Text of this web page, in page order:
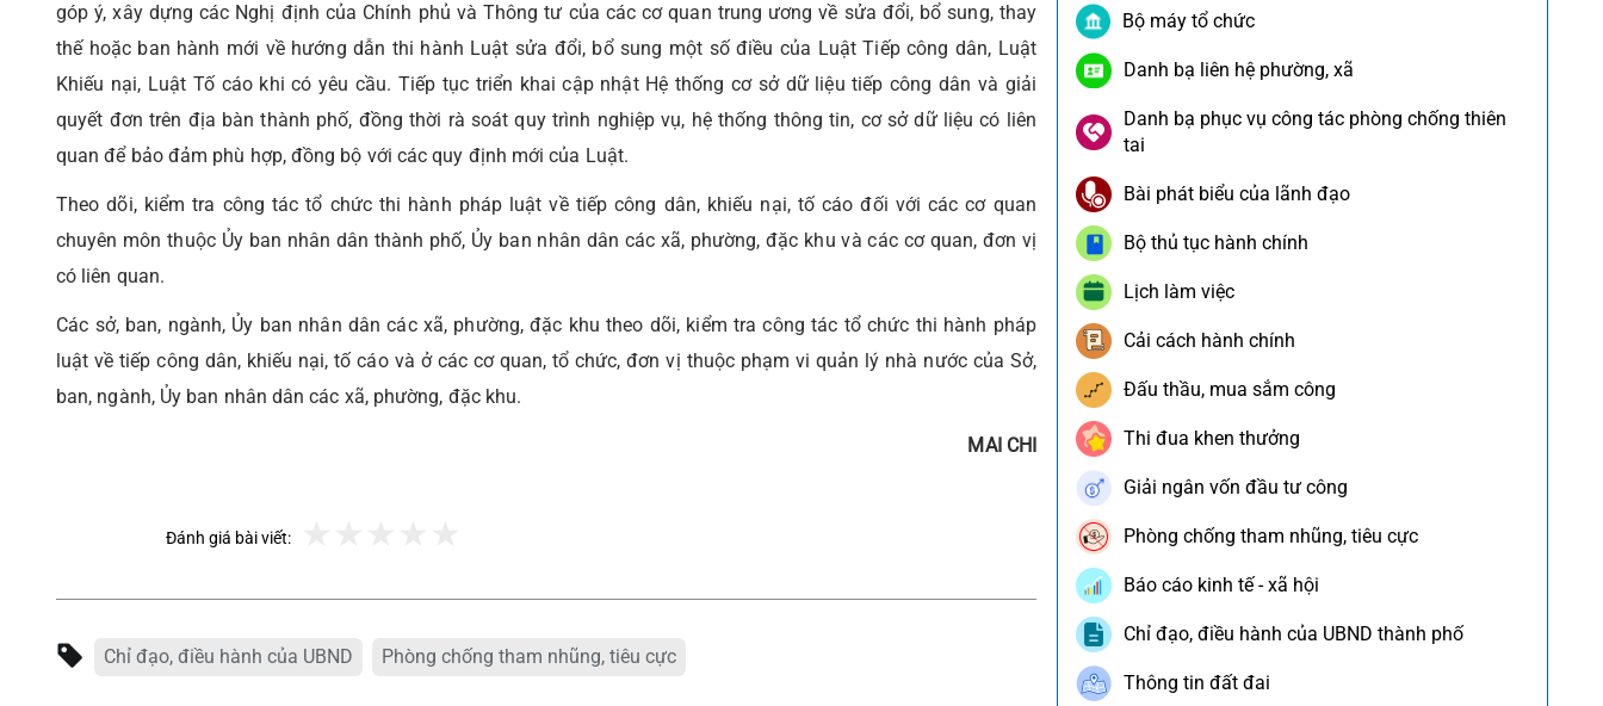
góp ý, xây dựng các Nghị định của Chính phủ và Thông tư của các cơ quan trung ương về sửa đổi, bổ sung, thay
thế hoặc ban hành mới về hướng dẫn thi hành Luật sửa đổi, bổ sung một số điều của Luật Tiếp công dân, Luật
Khiếu nại, Luật Tố cáo khi có yêu cầu. Tiếp tục triển khai cập nhật Hệ thống cơ sở dữ liệu tiếp công dân và giải
quyết đơn trên địa bàn thành phố, đồng thời rà soát quy trình nghiệp vụ, hệ thống thông tin, cơ sở dữ liệu có liên
quan để bảo đảm phù hợp, đồng bộ với các quy định mới của Luật.
Theo dõi, kiểm tra công tác tổ chức thi hành pháp luật về tiếp công dân, khiếu nại, tố cáo đối với các cơ quan
chuyên môn thuộc Ủy ban nhân dân thành phố, Ủy ban nhân dân các xã, phường, đặc khu và các cơ quan, đơn vị
có liên quan.
Các sở, ban, ngành, Ủy ban nhân dân các xã, phường, đặc khu theo dõi, kiểm tra công tác tổ chức thi hành pháp
luật về tiếp công dân, khiếu nại, tố cáo và ở các cơ quan, tổ chức, đơn vị thuộc phạm vi quản lý nhà nước của Sở,
ban, ngành, Ủy ban nhân dân các xã, phường, đặc khu.
MAI CHI
Đánh giá bài viết:
Chỉ đạo, điều hành của UBND Phòng chống tham nhũng, tiêu cực
Bộ máy tổ chức
Danh bạ liên hệ phường, xã
Danh bạ phục vụ công tác phòng chống thiên
tai
Bài phát biểu của lãnh đạo
Bộ thủ tục hành chính
Lịch làm việc
Cải cách hành chính
Đấu thầu, mua sắm công
Thi đua khen thưởng
Giải ngân vốn đầu tư công
Phòng chống tham nhũng, tiêu cực
Báo cáo kinh tế - xã hội
Chỉ đạo, điều hành của UBND thành phố
Thông tin đất đai